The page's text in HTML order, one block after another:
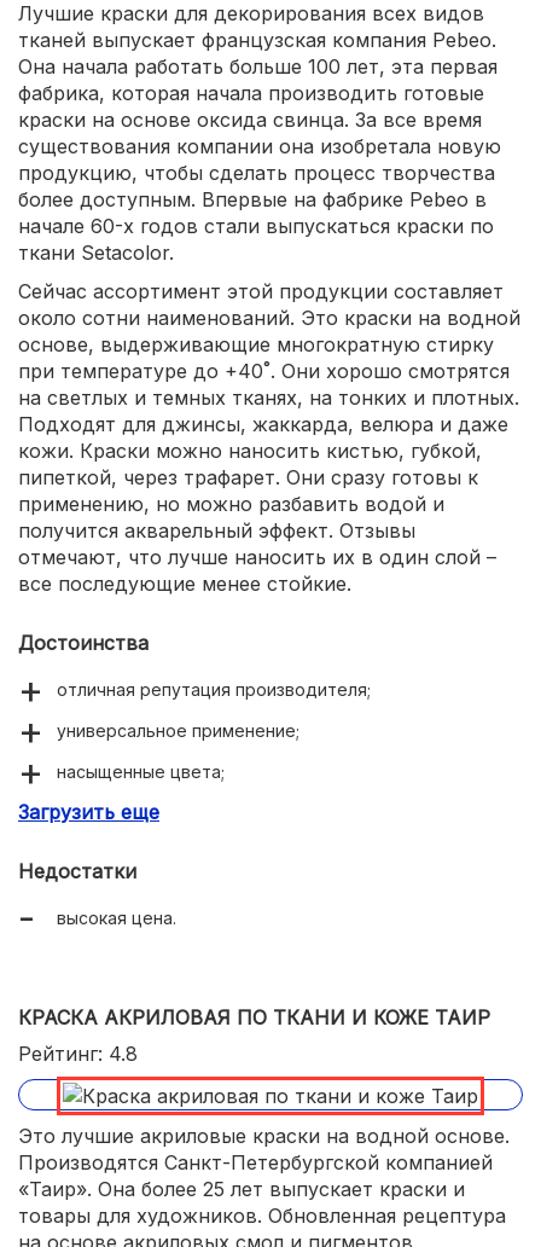
Лучшие краски для декорирования всех видов
тканей выпускает французская компания Pebeo.
Она начала работать больше 100 лет, эта первая
фабрика, которая начала производить готовые
краски на основе оксида свинца. За все время
существования компании она изобретала новую
продукцию, чтобы сделать процесс творчества
более доступным. Впервые на фабрике Pebeo в
начале 60-х годов стали выпускаться краски по
ткани Setacolor.
Сейчас ассортимент этой продукции составляет
около сотни наименований. Это краски на водной
основе, выдерживающие многократную стирку
при температуре до +40˚. Они хорошо смотрятся
на светлых и темных тканях, на тонких и плотных.
Подходят для джинсы, жаккарда, велюра и даже
кожи. Краски можно наносить кистью, губкой,
пипеткой, через трафарет. Они сразу готовы к
применению, но можно разбавить водой и
получится акварельный эффект. Отзывы
отмечают, что лучше наносить их в один слой –
все последующие менее стойкие.
Достоинства
отличная репутация производителя;
универсальное применение;
насыщенные цвета;
хорошо смешиваются;
ложатся ровно и не растекаются.
Загрузить еще
Недостатки
высокая цена.
КРАСКА АКРИЛОВАЯ ПО ТКАНИ И КОЖЕ ТАИР
Рейтинг: 4.8
Это лучшие акриловые краски на водной основе.
Производятся Санкт-Петербургской компанией
«Таир». Она более 25 лет выпускает краски и
товары для художников. Обновленная рецептура
на основе акриловых смол и пигментов